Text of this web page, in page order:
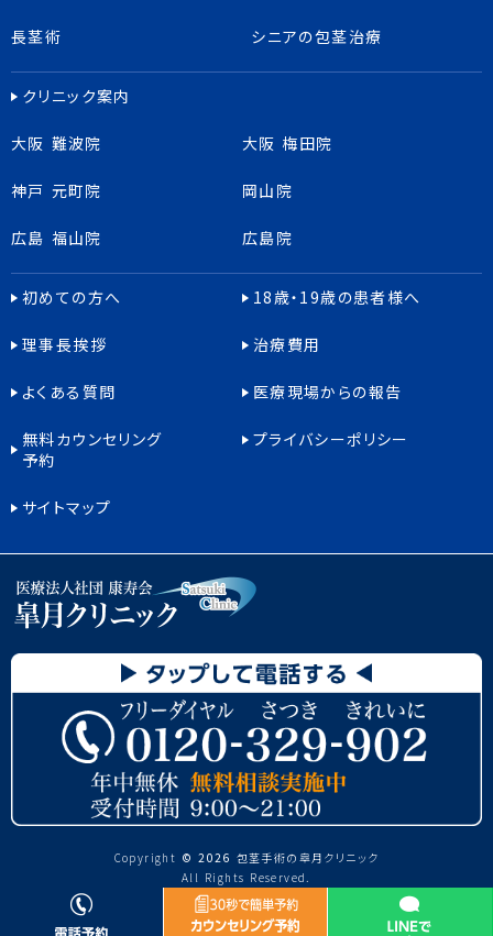
長茎術 シニアの包茎治療
クリニック案内
大阪 難波院 大阪 梅田院
神戸 元町院 岡山院
広島 福山院 広島院
初めての方へ 18歳・19歳の患者様へ
理事長挨拶 治療費用
よくある質問 医療現場からの報告
無料カウンセリング
予約
プライバシーポリシー
サイトマップ
Copyright © 2026 包茎手術の皐月クリニック
All Rights Reserved.